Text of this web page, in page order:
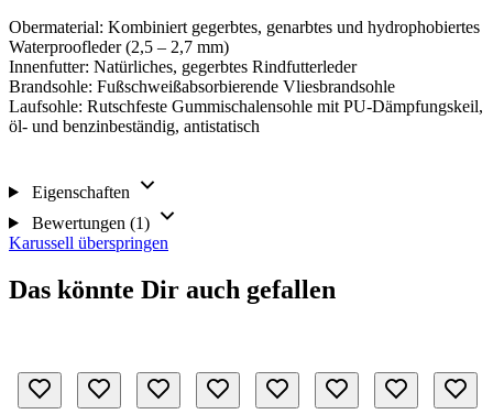
Obermaterial: Kombiniert gegerbtes, genarbtes und hydrophobiertes
Waterproofleder (2,5 – 2,7 mm)
Innenfutter: Natürliches, gegerbtes Rindfutterleder
Brandsohle: Fußschweißabsorbierende Vliesbrandsohle
Laufsohle: Rutschfeste Gummischalensohle mit PU-Dämpfungskeil,
öl- und benzinbeständig, antistatisch
Eigenschaften
Bewertungen (1)
Karussell überspringen
Das könnte Dir auch gefallen